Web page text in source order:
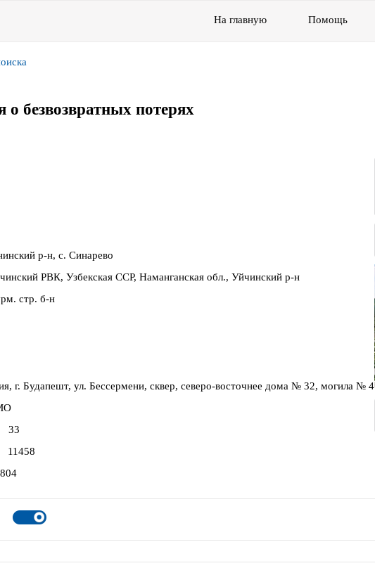
На главную Помощь
безвозвратных потерях
р-н, с. Синарево
РВК, Узбекская ССР, Наманганская обл., Уйчинский р-н
стр. б-н
г. Будапешт, ул. Бессермени, сквер, северо-восточнее дома № 32, могила № 4
33
11458
804